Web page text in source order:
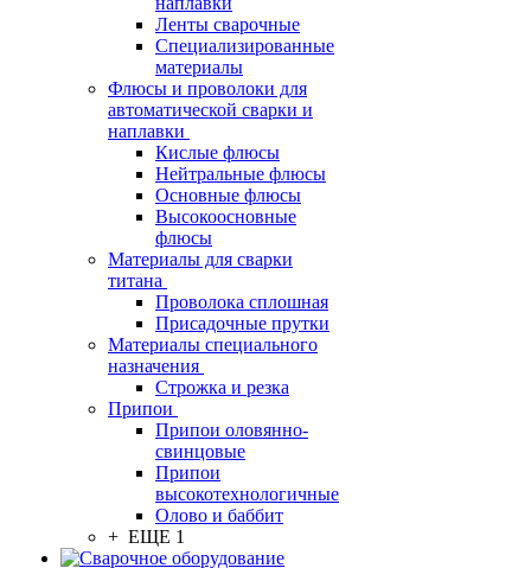
Ленты сварочные
Специализированные
материалы
Флюсы и проволоки для
автоматической сварки и
наплавки
Кислые флюсы
Нейтральные флюсы
Основные флюсы
Высокоосновные
флюсы
Материалы для сварки
титана
Проволока сплошная
Присадочные прутки
Материалы специального
назначения
Строжка и резка
Припои
Припои оловянно-
свинцовые
Припои
высокотехнологичные
Олово и баббит
+ ЕЩЕ 1